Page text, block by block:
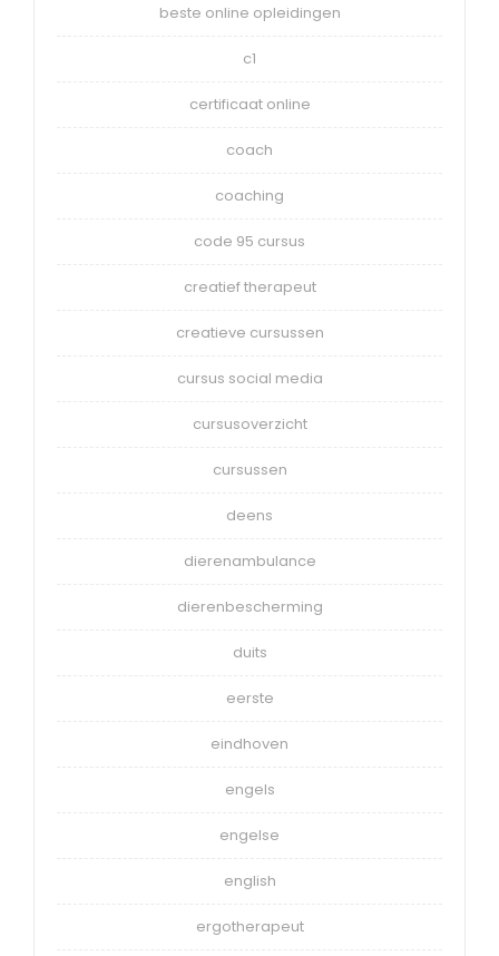
beste online opleidingen
c1
certificaat online
coach
coaching
code 95 cursus
creatief therapeut
creatieve cursussen
cursus social media
cursusoverzicht
cursussen
deens
dierenambulance
dierenbescherming
duits
eerste
eindhoven
engels
engelse
english
ergotherapeut